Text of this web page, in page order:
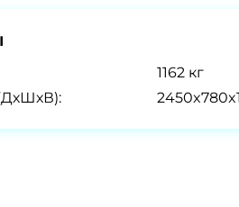
1162 кг